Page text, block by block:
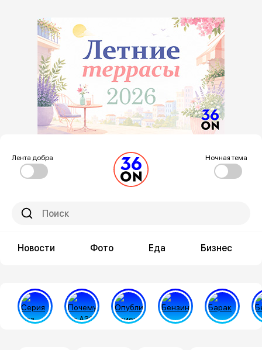
Лента добра Ночная тема
Новости Фото Еда Бизнес